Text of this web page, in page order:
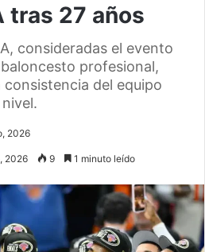
tras 27 años
consideradas el evento
profesional,
del equipo
2026
2026 9 1 minuto leído